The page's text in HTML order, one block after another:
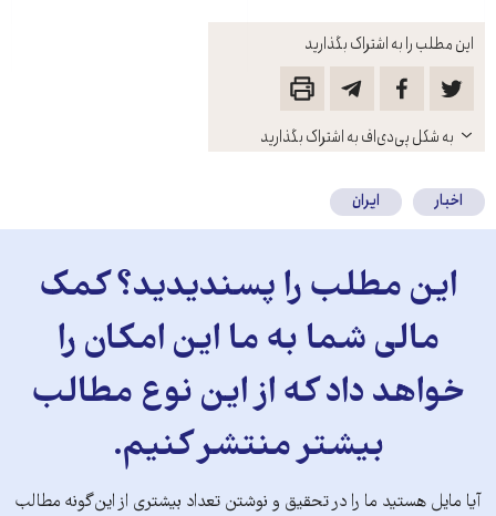
این مطلب را به اشتراک بگذارید
باز
کنید
به شکل پی‌دی‌اف به اشتراک بگذارید
اخبار ایران
این مطلب را پسندیدید؟ کمک
مالی شما به ما این امکان را
خواهد داد که از این نوع مطالب
بیشتر منتشر کنیم.
آیا مایل هستید ما را در تحقیق و نوشتن تعداد بیشتری از این‌گونه مطالب